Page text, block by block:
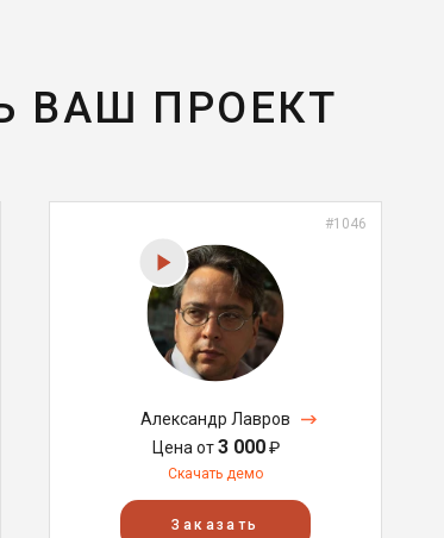
ВАШ ПРОЕКТ
#1046
Александр Лавров
Цена от3 000₽
Скачать демо
Заказать